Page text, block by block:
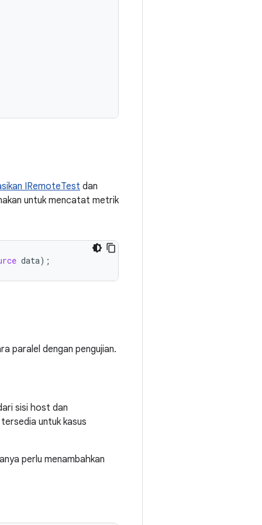
IRemoteTest dan
untuk mencatat metrik
data);
paralel dengan pengujian.
sisi host dan
untuk kasus
perlu menambahkan